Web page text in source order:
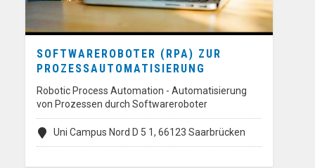
SOFTWAREROBOTER (RPA) ZUR
PROZESSAUTOMATISIERUNG
Robotic Process Automation - Automatisierung
von Prozessen durch Softwareroboter
Uni Campus Nord D 5 1, 66123 Saarbrücken